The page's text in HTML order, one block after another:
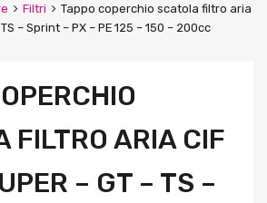
Filtri
Tappo coperchio scatola filtro aria
– Sprint – PX – PE 125 – 150 – 200cc
FILTRO ARIA CIF
– GT – TS –